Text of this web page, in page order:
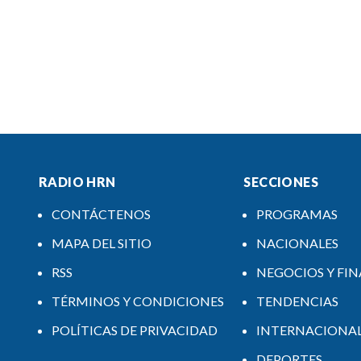
RADIO HRN
CONTÁCTENOS
MAPA DEL SITIO
RSS
TÉRMINOS Y CONDICIONES
POLÍTICAS DE PRIVACIDAD
SECCIONES
PROGRAMAS
NACIONALES
NEGOCIOS Y
TENDENCIAS